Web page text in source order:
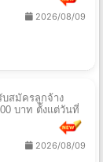
2026/08/09
บสมัครลูกจ้าง
บาท ตั้งแต่วันที่
2026/08/09